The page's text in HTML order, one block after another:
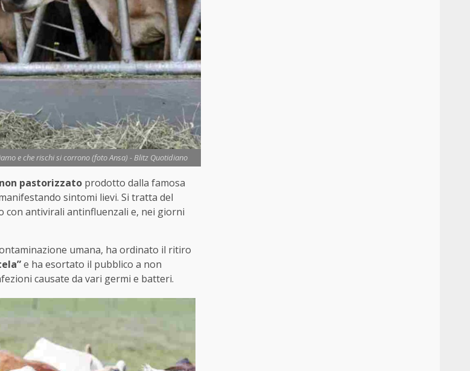
e che rischi si corrono (foto Ansa) - Blitz Quotidiano
pastorizzato prodotto dalla famosa
sintomi lievi. Si tratta del
con antivirali antinfluenzali e, nei giorni
umana, ha ordinato il ritiro
e ha esortato il pubblico a non
causate da vari germi e batteri.